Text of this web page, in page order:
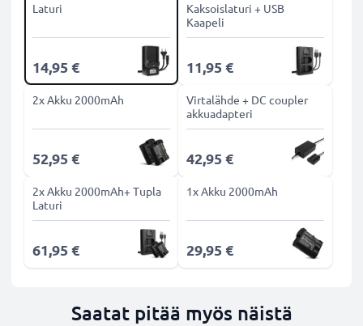
Laturi
14,95 €
Kaksoislaturi + USB
Kaapeli
11,95 €
2x Akku 2000mAh
52,95 €
Virtalähde + DC coupler
akkuadapteri
42,95 €
2x Akku 2000mAh+ Tupla
Laturi
61,95 €
1x Akku 2000mAh
29,95 €
Saatat pitää myös näistä